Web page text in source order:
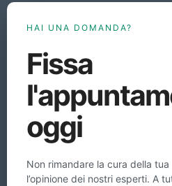
HAI UNA DOMANDA?
Fissa
oggi
Non rimandare la cura della
l’opinione dei nostri esperti. A